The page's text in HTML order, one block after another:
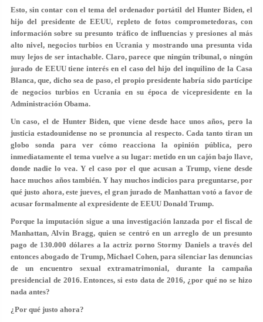
Esto, sin contar con el tema del ordenador portátil del Hunter Biden, el
hijo del presidente de EEUU, repleto de fotos comprometedoras, con
información sobre su presunto tráfico de influencias y presiones al más
alto nivel, negocios turbios en Ucrania y mostrando una presunta vida
muy lejos de ser intachable. Claro, parece que ningún tribunal, o ningún
jurado de EEUU tiene interés en el caso del hijo del inquilino de la Casa
Blanca, que, dicho sea de paso, el propio presidente habría sido partícipe
de negocios turbios en Ucrania en su época de vicepresidente en la
Administración Obama.
Un caso, el de Hunter Biden, que viene desde hace unos años, pero la
justicia estadounidense no se pronuncia al respecto. Cada tanto tiran un
globo sonda para ver cómo reacciona la opinión pública, pero
inmediatamente el tema vuelve a su lugar: metido en un cajón bajo llave,
donde nadie lo vea. Y el caso por el que acusan a Trump, viene desde
hace muchos años también. Y hay muchos indicios para preguntarse, por
qué justo ahora, este jueves, el gran jurado de Manhattan votó a favor de
acusar formalmente al expresidente de EEUU Donald Trump.
Porque la imputación sigue a una investigación lanzada por el fiscal de
Manhattan, Alvin Bragg, quien se centró en un arreglo de un presunto
pago de 130.000 dólares a la actriz porno Stormy Daniels a través del
entonces abogado de Trump, Michael Cohen, para silenciar las denuncias
de un encuentro sexual extramatrimonial, durante la campaña
presidencial de 2016. Entonces, si esto data de 2016, ¿por qué no se hizo
nada antes?
¿Por qué justo ahora?